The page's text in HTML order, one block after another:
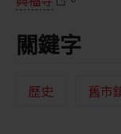
關鍵字
歷史 舊市